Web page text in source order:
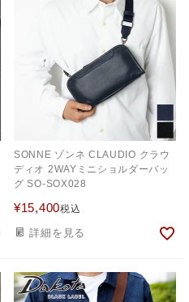
SONNE ゾンネ CLAUDIO クラウ
ディオ 2WAYミニショルダーバッ
グ SO-SOX028
¥15,400税込
詳細を見る